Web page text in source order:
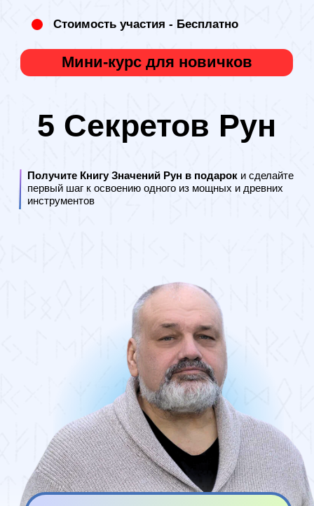
Получить мини-курс
Получите Книгу Значений Рун в подароки сделайте
первый шаг к освоению одного из мощных и древних
Стоимость участия - Бесплатно
Мини-Курс точно
для вас, если: